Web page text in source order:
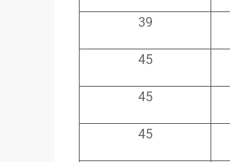
39
45
45
45